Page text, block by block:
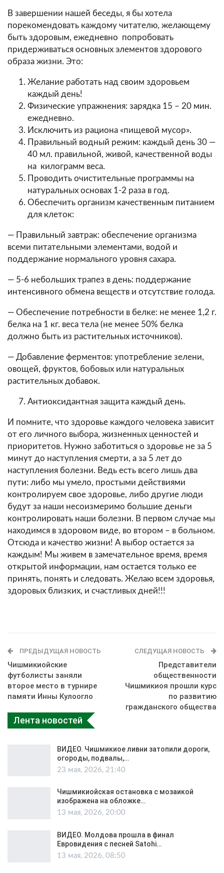
В завершении нашей беседы, я бы хотела
порекомендовать каждому читателю, желающему
быть здоровым, ежедневно попробовать
придерживаться основных элементов здорового
образа жизни. Это:
Желание работать над своим здоровьем
каждый день!
Физические упражнения: зарядка 15 – 20 мин.
ежедневно.
Исключить из рациона «пищевой мусор».
Правильный водный режим: каждый день 30 —
40 мл. правильной, живой, качественной воды
на килограмм веса.
Проводить очистительные программы на
натуральных основах 1-2 раза в год.
Обеспечить организм качественным питанием
для клеток:
— Правильный завтрак: обеспечение организма
всеми питательными элементами, водой и
поддержание нормального уровня сахара.
— 5-6 небольших трапез в день: поддержание
интенсивного обмена веществ и отсутствие голода.
— Обеспечение потребности в белке: не менее 1,2 г.
белка на 1 кг. веса тела (не менее 50% белка
должно быть из растительных источников).
— Добавление ферментов: употребление зелени,
овощей, фруктов, бобовых или натуральных
растительных добавок.
Антиоксидантная защита каждый день.
И помните, что здоровье каждого человека зависит
от его личного выбора, жизненных ценностей и
приоритетов. Нужно заботиться о здоровье не за 5
минут до наступления смерти, а за 5 лет до
наступления болезни. Ведь есть всего лишь два
пути: либо мы умело, простыми действиями
контролируем свое здоровье, либо другие люди
будут за наши несоизмеримо большие деньги
контролировать наши болезни. В первом случае мы
находимся в здоровом виде, во втором – в больном.
Отсюда и качество жизни! А выбор остается за
каждым! Мы живем в замечательное время, время
открытой информации, нам остается только ее
принять, понять и следовать. Желаю всем здоровья,
здоровых близких, и счастливых дней!!!
ПРЕДЫДУЩАЯ НОВОСТЬ
Чишмикиойские
футболисты заняли
второе место в турнире
памяти Инны Кулоогло
СЛЕДУЩАЯ НОВОСТЬ
Представители
общественности
Чишмикиоя прошли курс
по развитию
гражданского общества
Лента новостей
ВИДЕО. Чишмикиое ливни затопили дороги,
огороды, подвалы,…
23 мая, 2026, 21:40
Чишмикиойская остановка с мозаикой
изображена на обложке…
13 мая, 2026, 20:00
ВИДЕО. Молдова прошла в финал
Евровидения с песней Satohi…
13 мая, 2026, 08:50